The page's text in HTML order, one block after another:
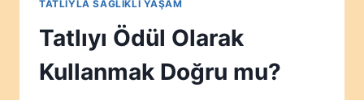
TATLIYLA SAĞLIKLI YAŞAM
Tatlıyı Ödül Olarak
Kullanmak Doğru mu?